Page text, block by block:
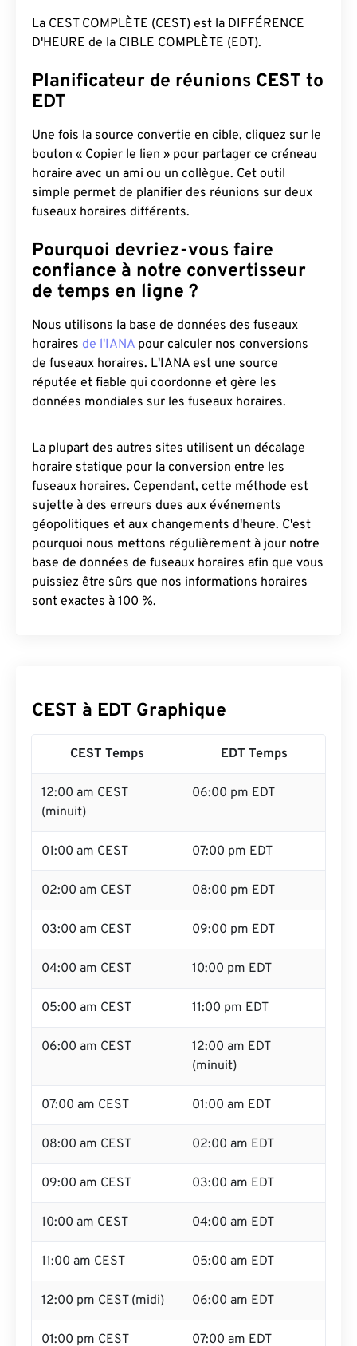
La CEST COMPLÈTE (CEST) est la DIFFÉRENCE
D'HEURE de la CIBLE COMPLÈTE (EDT).
Planificateur de réunions CEST to
EDT
Une fois la source convertie en cible, cliquez sur le
bouton « Copier le lien » pour partager ce créneau
horaire avec un ami ou un collègue. Cet outil
simple permet de planifier des réunions sur deux
fuseaux horaires différents.
Pourquoi devriez-vous faire
confiance à notre convertisseur
de temps en ligne ?
Nous utilisons la base de données des fuseaux
horaires de l'IANA pour calculer nos conversions
de fuseaux horaires. L'IANA est une source
réputée et fiable qui coordonne et gère les
données mondiales sur les fuseaux horaires.
La plupart des autres sites utilisent un décalage
horaire statique pour la conversion entre les
fuseaux horaires. Cependant, cette méthode est
sujette à des erreurs dues aux événements
géopolitiques et aux changements d'heure. C'est
pourquoi nous mettons régulièrement à jour notre
base de données de fuseaux horaires afin que vous
puissiez être sûrs que nos informations horaires
sont exactes à 100 %.
CEST à EDT Graphique
CEST Temps EDT Temps
12:00 am CEST
(minuit)
06:00 pm EDT
01:00 am CEST 07:00 pm EDT
02:00 am CEST 08:00 pm EDT
03:00 am CEST 09:00 pm EDT
04:00 am CEST 10:00 pm EDT
05:00 am CEST 11:00 pm EDT
06:00 am CEST
12:00 am EDT
(minuit)
07:00 am CEST 01:00 am EDT
08:00 am CEST 02:00 am EDT
09:00 am CEST 03:00 am EDT
10:00 am CEST 04:00 am EDT
11:00 am CEST 05:00 am EDT
12:00 pm CEST (midi) 06:00 am EDT
01:00 pm CEST 07:00 am EDT